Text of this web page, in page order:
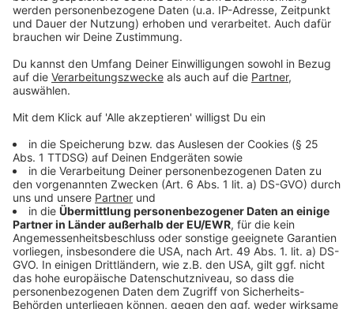
kommt.
Wenn ich ein Superheld wäre, wäre das meine
Superkraft:Zeitreise, aber nur in die Vergangenheit
um aus Fehlern zu lernen.
In meiner Jugend war ich...
Anzeige
©Tobias Schneider
Anzeige
Das Foto zeigt mich als Jugendleiter in einer